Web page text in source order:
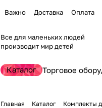
Важно Доставка Оплата
Все для маленьких людей
производит мир детей
Каталог Торговое
Главная Каталог Комплекты